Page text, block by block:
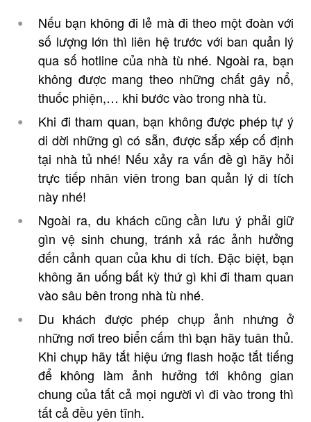
Nếu bạn không đi lẻ mà đi theo một đoàn với
số lượng lớn thì liên hệ trước với ban quản lý
qua số hotline của nhà tù nhé. Ngoài ra, bạn
không được mang theo những chất gây nổ,
thuốc phiện,… khi bước vào trong nhà tù.
Khi đi tham quan, bạn không được phép tự ý
di dời những gì có sẵn, được sắp xếp cố định
tại nhà tủ nhé! Nếu xảy ra vấn đề gì hãy hỏi
trực tiếp nhân viên trong ban quản lý di tích
này nhé!
Ngoài ra, du khách cũng cần lưu ý phải giữ
gìn vệ sinh chung, tránh xả rác ảnh hưởng
đến cảnh quan của khu di tích. Đặc biệt, bạn
không ăn uống bất kỳ thứ gì khi đi tham quan
vào sâu bên trong nhà tù nhé.
Du khách được phép chụp ảnh nhưng ở
những nơi treo biển cấm thì bạn hãy tuân thủ.
Khi chụp hãy tắt hiệu ứng flash hoặc tắt tiếng
để không làm ảnh hưởng tới không gian
chung của tất cả mọi người vì đi vào trong thì
tất cả đều yên tĩnh.